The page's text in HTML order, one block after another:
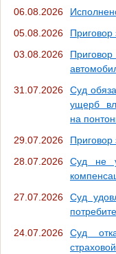
06.08.2026
05.08.2026
Приговор
03.08.2026
31.07.2026
Суд
ущерб
на
29.07.2026
Приговор
28.07.2026
Суд не
27.07.2026
Суд
24.07.2026
Суд